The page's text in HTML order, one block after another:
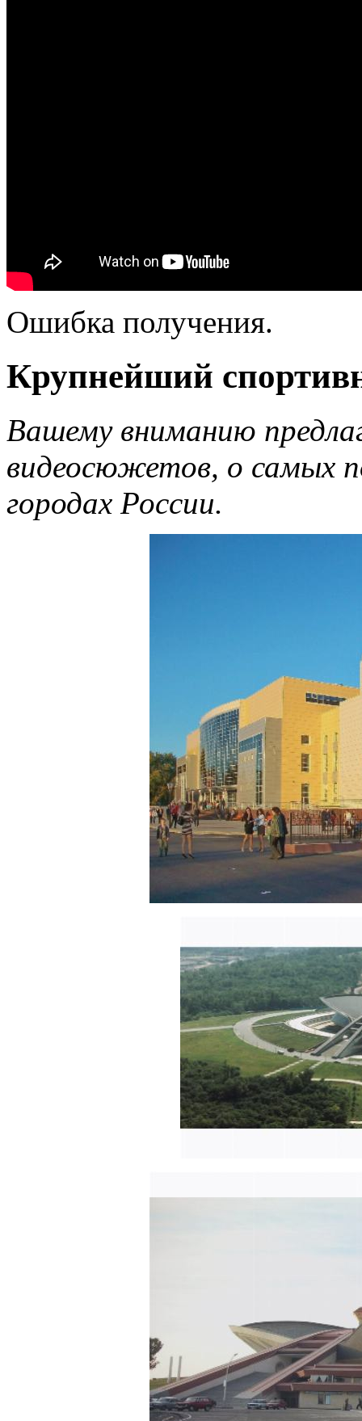
Ошибка получения.
Крупнейший
Вашему вниманию
видеосюжетов, о самых
городах России.